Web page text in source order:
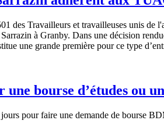
des Travailleurs et travailleuses unis
à Granby. Dans une décision
une grande première pour ce type
bourse d’études ou
pour faire une demande de bourse